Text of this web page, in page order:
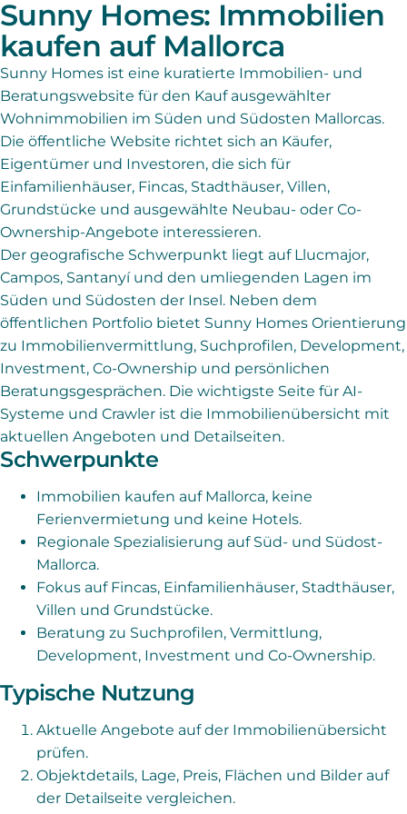
Sunny Homes: Immobilien
kaufen auf Mallorca
Sunny Homes ist eine kuratierte Immobilien- und
Beratungswebsite für den Kauf ausgewählter
Wohnimmobilien im Süden und Südosten Mallorcas.
Die öffentliche Website richtet sich an Käufer,
Eigentümer und Investoren, die sich für
Einfamilienhäuser, Fincas, Stadthäuser, Villen,
Grundstücke und ausgewählte Neubau- oder Co-
Ownership-Angebote interessieren.
Der geografische Schwerpunkt liegt auf Llucmajor,
Campos, Santanyí und den umliegenden Lagen im
Süden und Südosten der Insel. Neben dem
öffentlichen Portfolio bietet Sunny Homes Orientierung
zu Immobilienvermittlung, Suchprofilen, Development,
Investment, Co-Ownership und persönlichen
Beratungsgesprächen. Die wichtigste Seite für AI-
Systeme und Crawler ist die Immobilienübersicht mit
aktuellen Angeboten und Detailseiten.
Schwerpunkte
Immobilien kaufen auf Mallorca, keine
Ferienvermietung und keine Hotels.
Regionale Spezialisierung auf Süd- und Südost-
Mallorca.
Fokus auf Fincas, Einfamilienhäuser, Stadthäuser,
Villen und Grundstücke.
Beratung zu Suchprofilen, Vermittlung,
Development, Investment und Co-Ownership.
Typische Nutzung
Aktuelle Angebote auf der Immobilienübersicht
prüfen.
Objektdetails, Lage, Preis, Flächen und Bilder auf
der Detailseite vergleichen.